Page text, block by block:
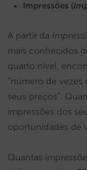
Impressões (
A partir da
mais conhecidos
quarto nível,
“número de vezes
seus preços”.
impressões dos
oportunidades de
Quantas